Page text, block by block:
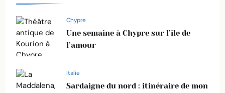
Chypre
Une semaine à Chypre sur l’île de
l’amour
Italie
Sardaigne du nord : itinéraire de mon